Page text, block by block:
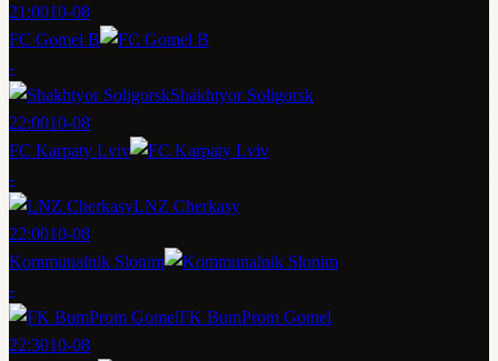
21:0010-08
FC Gomel B
-
Shakhtyor Soligorsk
22:0010-08
FC Karpaty Lviv
-
LNZ Cherkasy
22:0010-08
Kommunalnik Slonim
-
FK BumProm Gomel
22:3010-08